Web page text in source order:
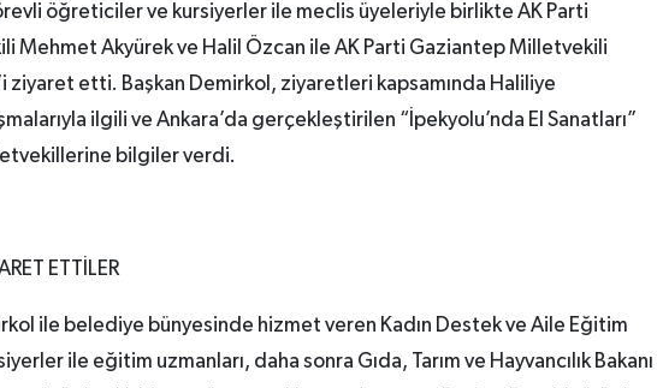
öğreticiler ve kursiyerler ile meclis üyeleriyle birlikte AK Parti
Mehmet Akyürek ve Halil Özcan ile AK Parti Gaziantep Milletvekili
ziyaret etti. Başkan Demirkol, ziyaretleri kapsamında Haliliye
ilgili ve Ankara’da gerçekleştirilen “İpekyolu’nda El Sanatları”
bilgiler verdi.
ETTİLER
ile belediye bünyesinde hizmet veren Kadın Destek ve Aile Eğitim
ile eğitim uzmanları, daha sonra Gıda, Tarım ve Hayvancılık Bakanı